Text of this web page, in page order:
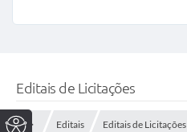
Editais de Licitações
Editais Editais de Licitações